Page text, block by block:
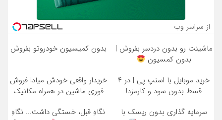
از سراسر وب
ماشینت رو بدون دردسر بفروش |
بدون کمسیون
بدون کمیسیون خودروتو بفروش
خرید موبایل با اسنپ پی | در ۴
قسط بدون سود و کارمزد!
خریدار واقعی خودش میاد! فروش
فوری ماشین در همراه مکانیک
سرمایه گذاری بدون ریسک با
نگاهِ قبل، خستگی داشت... نگاهِ